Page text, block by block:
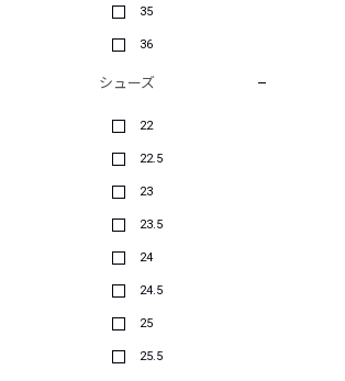
35
36
シューズ
22
22.5
23
23.5
24
24.5
25
25.5